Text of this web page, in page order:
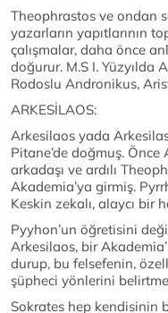
Theophrastos ve ondan
yazarların yapıtlarının
çalışmalar, daha önce
doğurur. M.S I. Yüzyılda
Rodoslu Andronikus,
ARKESİLAOS:
Arkesilaos yada
Pitane’de doğmuş. Önce
arkadaşı ve ardılı
Akademia’ya girmiş.
Keskin zekalı, alaycı bir
Pyyhon’un öğretisini
Arkesilaos, bir
durup, bu felsefenin,
şüpheci yönlerini
Sokrates hep kendisinin